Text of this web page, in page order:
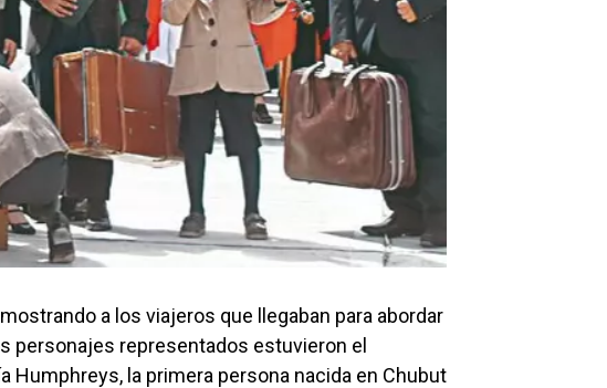
a los viajeros que llegaban para abordar
personajes representados estuvieron el
Humphreys, la primera persona nacida en Chubut